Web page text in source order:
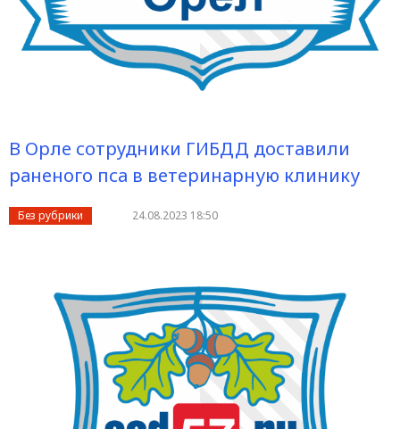
В Орле сотрудники ГИБДД доставили
раненого пса в ветеринарную клинику
Без рубрики 24.08.2023 18:50